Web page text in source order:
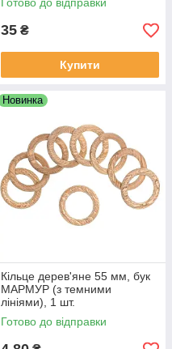
35 ₴
Купити
Новинка
Кільце дерев'яне 55 мм, бук
МАРМУР (з темними
лініями), 1 шт.
Готово до відправки